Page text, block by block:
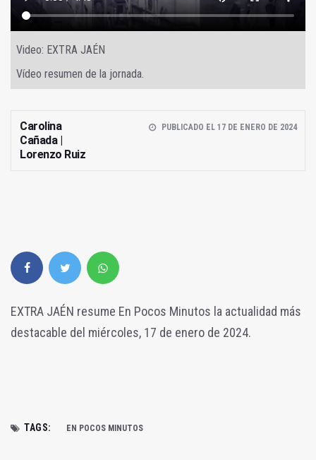
Video: EXTRA JAÉN
Vídeo resumen de la jornada.
Carolina
Cañada |
Lorenzo Ruiz
PUBLICADO EL 17 DE ENERO DE 2024
EXTRA JAÉN resume En Pocos Minutos la actualidad más
destacable del miércoles, 17 de enero de 2024.
TAGS: EN POCOS MINUTOS